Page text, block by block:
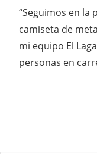
“Seguimos en la
camiseta de
mi equipo El
personas en